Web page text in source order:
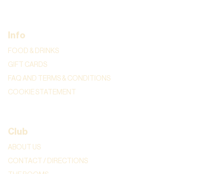
Info
FOOD & DRINKS
GIFT CARDS
FAQ AND TERMS & CONDITIONS
COOKIE STATEMENT
Club
ABOUT US
CONTACT / DIRECTIONS